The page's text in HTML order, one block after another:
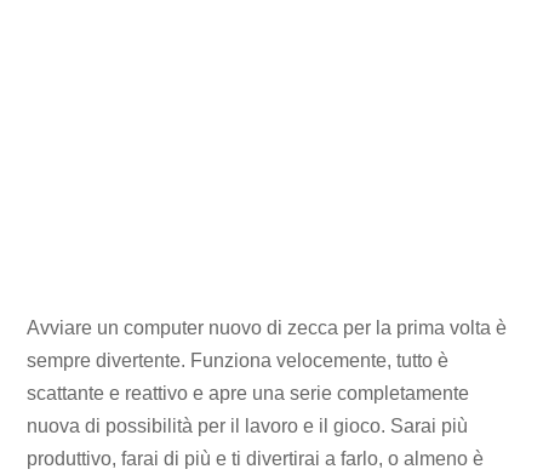
Avviare un computer nuovo di zecca per la prima volta è
sempre divertente. Funziona velocemente, tutto è
scattante e reattivo e apre una serie completamente
nuova di possibilità per il lavoro e il gioco. Sarai più
produttivo, farai di più e ti divertirai a farlo, o almeno è